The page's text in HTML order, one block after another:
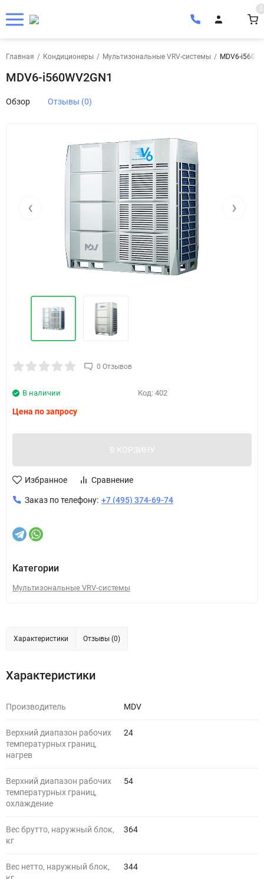
0
Главная / Кондиционеры / Мультизональные VRV-системы / MDV6-
MDV6-i560WV2GN1
Обзор Отзывы (0)
‹ ›
0 Отзывов
Код: 402
В наличии
Цена по запросу
В КОРЗИНУ
Избранное Сравнение
Заказ по телефону: +7 (495) 374-69-74
Категории
Мультизональные VRV-системы
Характеристики Отзывы (0)
Характеристики
Производитель MDV
Верхний диапазон рабочих
температурных границ,
нагрев
24
Верхний диапазон рабочих
температурных границ,
охлаждение
54
Вес брутто, наружный блок,
кг
364
Вес нетто, наружный блок,
344